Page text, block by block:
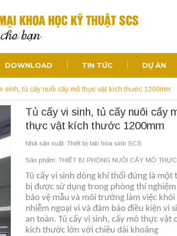
DOWNLOAD TIN TỨC DỰ ÁN
sinh, tủ cấy nuôi cấy mô thực vật kích thước 1200mm
Tủ cấy vi sinh, tủ cấy nuôi cấy
thực vật kích thước 1200mm
Nhà sản xuất: Thiết bị lab hóa sinh SCS
Sản phẩm: THIẾT BỊ PHÒNG NUÔI CẤY MÔ
Tủ cấy vi sinh dòng khí thổi đứng là một
bị được sử dụng trong phòng thí
bảo vệ mẫu và môi trường làm việc khỏi
nhiễm ngoại vi và đảm bảo điều kiện vi
an toàn. Tủ cấy vi sinh, cấy mô thực vật
kích thước lớn với chiều dài khoảng